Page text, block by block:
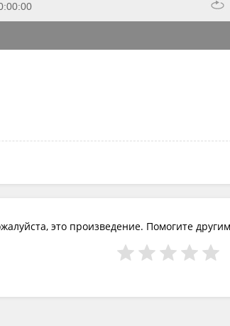
это произведение. Помогите